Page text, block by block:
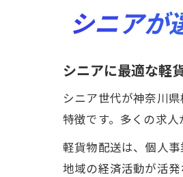
シニアが
シニアに最適な軽
シニア世代が神奈川
特徴です。多くの求
軽貨物配送は、個人
地域の経済活動が活